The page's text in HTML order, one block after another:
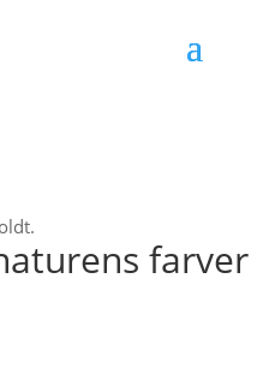
farver